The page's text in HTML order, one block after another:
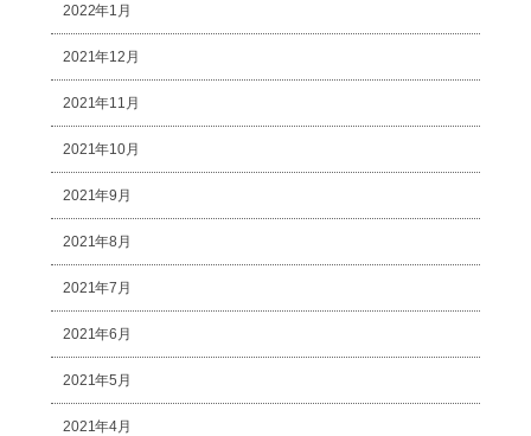
2022年1月
2021年12月
2021年11月
2021年10月
2021年9月
2021年8月
2021年7月
2021年6月
2021年5月
2021年4月